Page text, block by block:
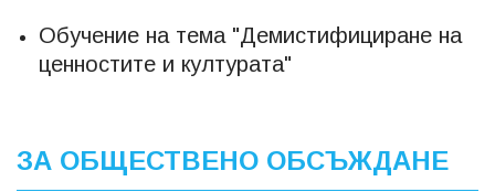
Обучение на тема "Демистифициране на
ценностите и културата"
ЗА ОБЩЕСТВЕНО ОБСЪЖДАНЕ